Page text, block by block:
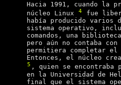
Hacia 1991, cuando la
núcleo Linux
4
fue
había producido varios
sistema operativo,
comandos, una
pero aún no contaba
permitiera completar el
Entonces, el núcleo
5 , quien se encontraba
en la Universidad de
final que el sistema